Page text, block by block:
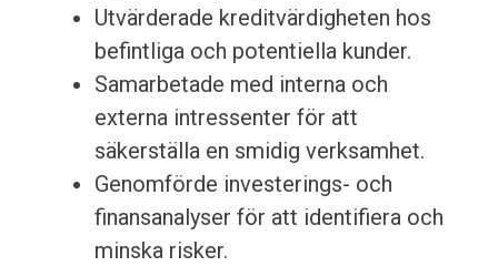
Utvärderade kreditvärdigheten hos
befintliga och potentiella kunder.
Samarbetade med interna och
externa intressenter för att
säkerställa en smidig verksamhet.
Genomförde investerings- och
finansanalyser för att identifiera och
minska risker.